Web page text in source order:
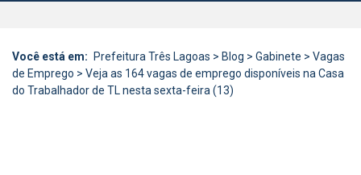
Você está em: Prefeitura Três Lagoas > Blog > Gabinete > Vagas
de Emprego > Veja as 164 vagas de emprego disponíveis na Casa
do Trabalhador de TL nesta sexta-feira (13)